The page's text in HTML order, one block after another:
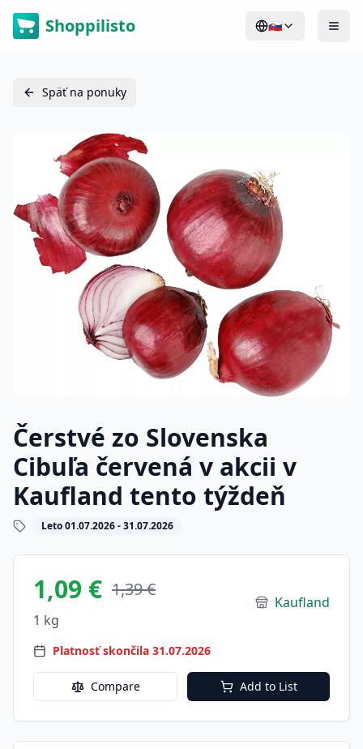
Shoppilisto 🇸🇰
Späť na ponuky
Čerstvé zo Slovenska
Cibuľa červená v akcii v
Kaufland tento týždeň
Leto 01.07.2026 - 31.07.2026
1,09 € 1,39 €
1 kg
Kaufland
Platnosť skončila 31.07.2026
Compare Add to List